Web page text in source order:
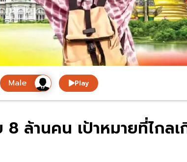
Play
8 ล้านคน เป้าหมายที่ไกลเ